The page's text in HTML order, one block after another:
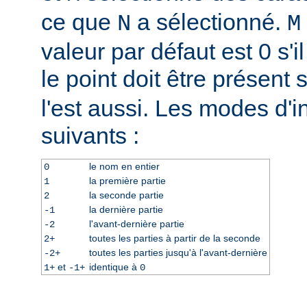
ce que N a sélectionné. M
valeur par défaut est 0
le point doit être présent
l'est aussi. Les modes
suivants :
0
le nom en entier
1
la première partie
2
la seconde partie
-1
la dernière partie
-2
l'avant-dernière partie
2+
toutes les parties à partir de la seconde
-2+
toutes les parties jusqu'à l'avant-dernière
1+et -1+ identique à 0